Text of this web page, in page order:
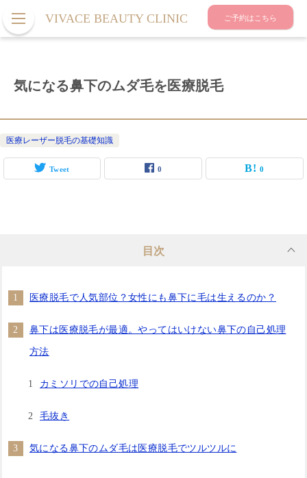
VIVACE BEAUTY CLINIC ご予約はこちら
気になる鼻下のムダ毛を医療脱毛
医療レーザー脱毛の基礎知識
Tweet 0 0
目次
医療脱毛で人気部位？女性にも鼻下に毛は生えるのか？
鼻下は医療脱毛が最適。やってはいけない鼻下の自己処理
方法
カミソリでの自己処理
毛抜き
気になる鼻下のムダ毛は医療脱毛でツルツルに